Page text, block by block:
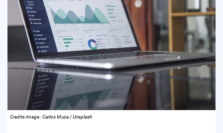
Credits image : Carlos Muza / Unsplash